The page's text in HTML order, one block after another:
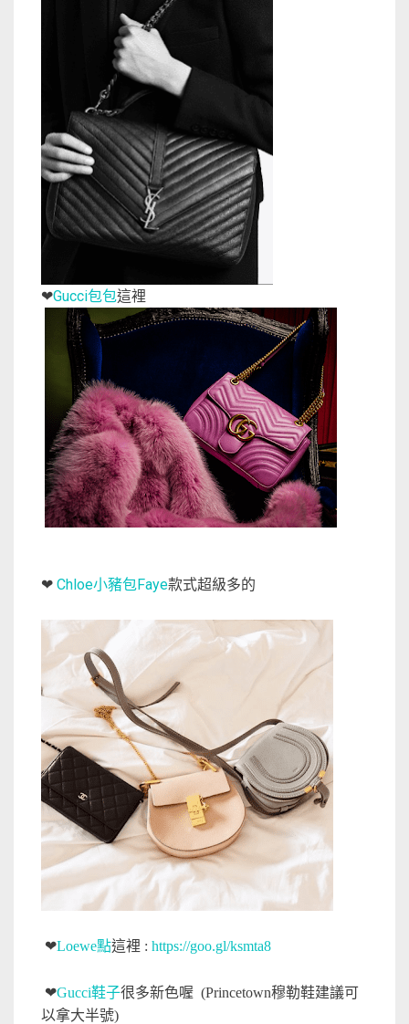
❤Gucci包包這裡
❤ Chloe小豬包Faye款式超級多的
❤Loewe點這裡 : https://goo.gl/ksmta8
❤Gucci鞋子很多新色喔 (Princetown穆勒鞋建議可
以拿大半號)